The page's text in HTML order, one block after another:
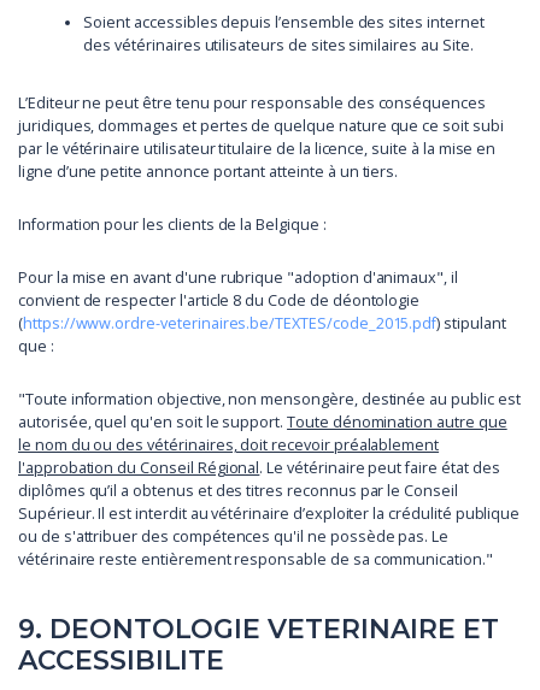
Soient accessibles depuis l’ensemble des sites internet
des vétérinaires utilisateurs de sites similaires au Site.
L’Editeur ne peut être tenu pour responsable des conséquences
juridiques, dommages et pertes de quelque nature que ce soit subi
par le vétérinaire utilisateur titulaire de la licence, suite à la mise en
ligne d’une petite annonce portant atteinte à un tiers.
Information pour les clients de la Belgique :
Pour la mise en avant d'une rubrique "adoption d'animaux", il
convient de respecter l'article 8 du Code de déontologie
(https://www.ordre-veterinaires.be/TEXTES/code_2015.pdf) stipulant
que :
"Toute information objective, non mensongère, destinée au public est
autorisée, quel qu'en soit le support.Toute dénomination autre que
le nom du ou des vétérinaires, doit recevoir préalablement
l'approbation du Conseil Régional. Le vétérinaire peut faire état des
diplômes qu’il a obtenus et des titres reconnus par le Conseil
Supérieur. Il est interdit au vétérinaire d’exploiter la crédulité publique
ou de s'attribuer des compétences qu'il ne possède pas. Le
vétérinaire reste entièrement responsable de sa communication."
9. DEONTOLOGIE VETERINAIRE ET
ACCESSIBILITE